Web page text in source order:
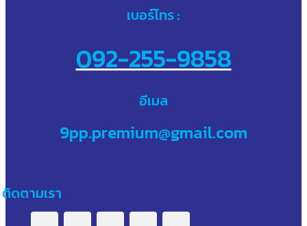
เบอร์โทร :
092-255-9858
อีเมล
9pp.premium@gmail.com
ติดตามเรา